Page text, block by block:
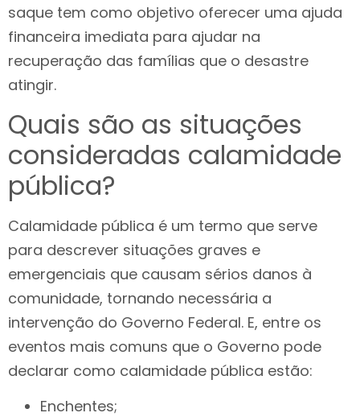
saque tem como objetivo oferecer uma ajuda
financeira imediata para ajudar na
recuperação das famílias que o desastre
atingir.
Quais são as situações
consideradas calamidade
pública?
Calamidade pública é um termo que serve
para descrever situações graves e
emergenciais que causam sérios danos à
comunidade, tornando necessária a
intervenção do Governo Federal. E, entre os
eventos mais comuns que o Governo pode
declarar como calamidade pública estão:
Enchentes;